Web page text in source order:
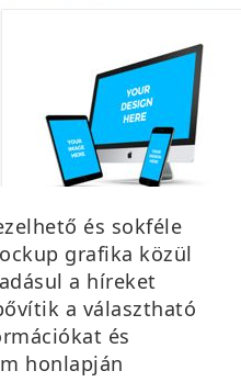
és sokféle
grafika közül
a híreket
a választható
és
honlapján